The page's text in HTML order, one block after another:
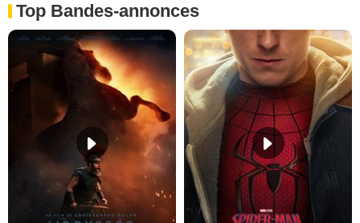
Top Bandes-annonces